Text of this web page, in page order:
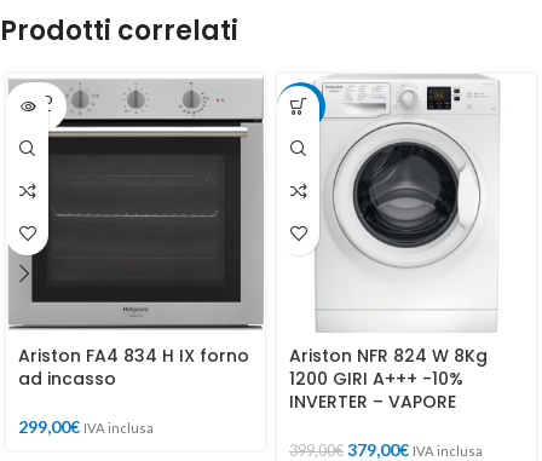
Prodotti correlati
SOLD
OUT
Ariston FA4 834 H IX forno
ad incasso
299,00€ IVA inclusa
-5%
Ariston NFR 824 W 8Kg
1200 GIRI A+++ -10%
INVERTER – VAPORE
399,00€ 379,00€ IVA inclusa